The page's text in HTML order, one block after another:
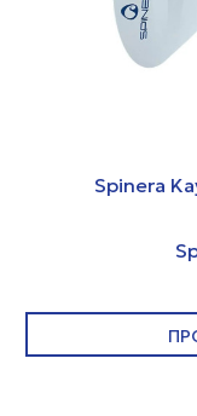
Spinera